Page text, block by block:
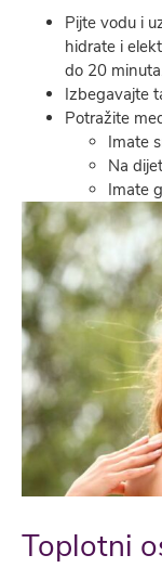
Pijte vodu i
hidrate i
do 20
Izbegavajte
Potražite
Imate
Na
Imate
Toplotni